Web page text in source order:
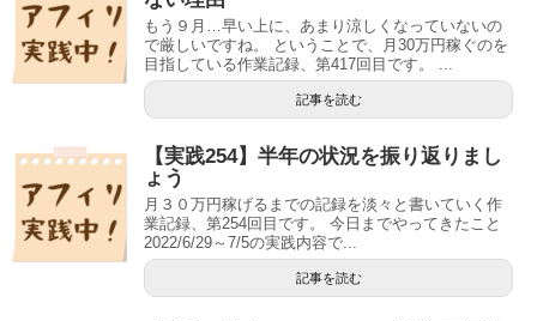
もう９月…早い上に、あまり涼しくなっていないの
で厳しいですね。 ということで、月30万円稼ぐのを
目指している作業記録、第417回目です。 ...
記事を読む
【実践254】半年の状況を振り返りまし
ょう
月３０万円稼げるまでの記録を淡々と書いていく作
業記録、第254回目です。 今日までやってきたこと
2022/6/29～7/5の実践内容で...
記事を読む